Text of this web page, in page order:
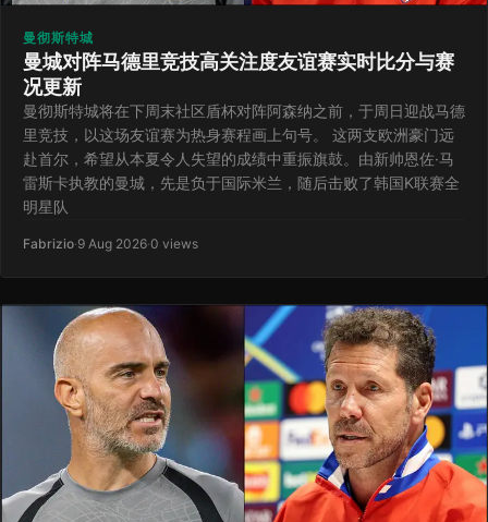
曼彻斯特城
曼城对阵马德里竞技高关注度友谊赛实时比分与赛
况更新
曼彻斯特城将在下周末社区盾杯对阵阿森纳之前，于周日迎战马德
里竞技，以这场友谊赛为热身赛程画上句号。 这两支欧洲豪门远
赴首尔，希望从本夏令人失望的成绩中重振旗鼓。由新帅恩佐·马
雷斯卡执教的曼城，先是负于国际米兰，随后击败了韩国K联赛全
明星队
Fabrizio·9 Aug 2026·0 views